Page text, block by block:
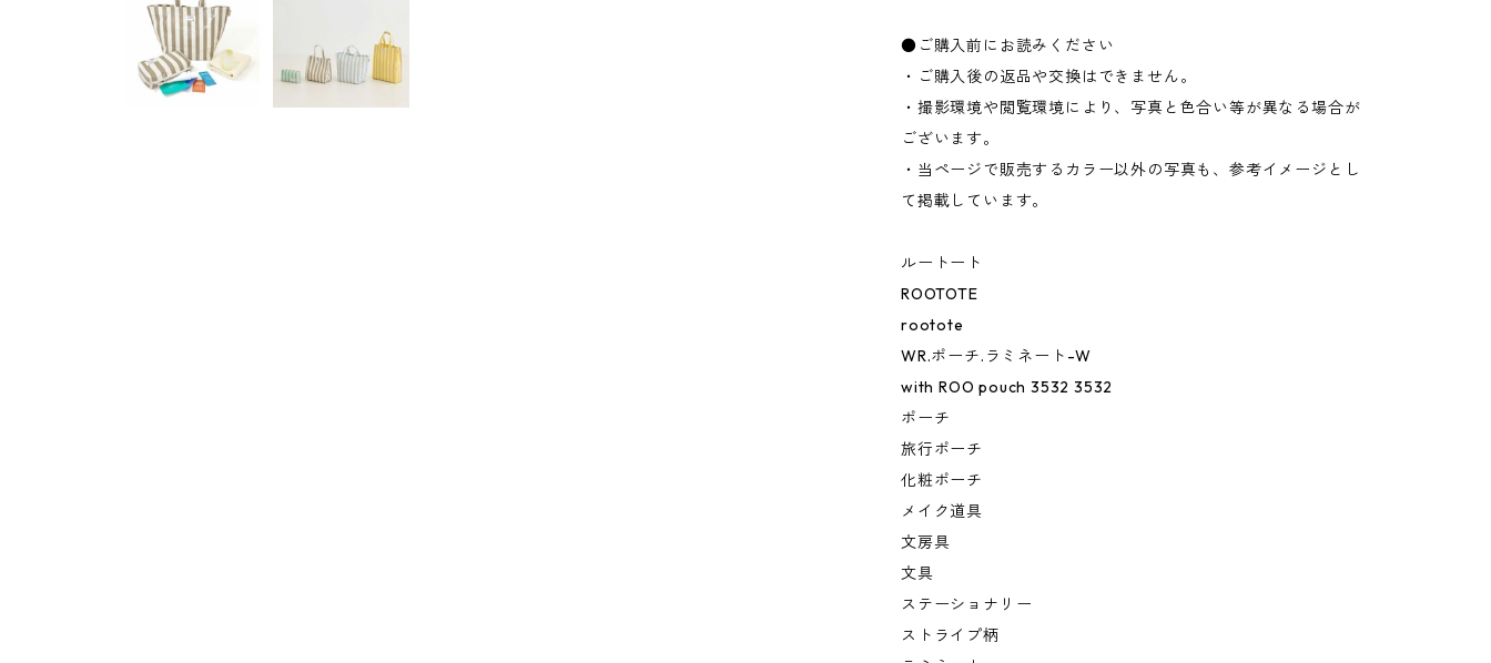
●ご購入前にお読みください
・ご購入後の返品や交換はできません。
・撮影環境や閲覧環境により、写真と色合い等が異なる場合が
ございます。
・当ページで販売するカラー以外の写真も、参考イメージとし
て掲載しています。
ルートート
ROOTOTE
rootote
WR.ポーチ.ラミネート-W
with ROO pouch 3532 3532
ポーチ
旅行ポーチ
化粧ポーチ
メイク道具
文房具
文具
ステーショナリー
ストライプ柄